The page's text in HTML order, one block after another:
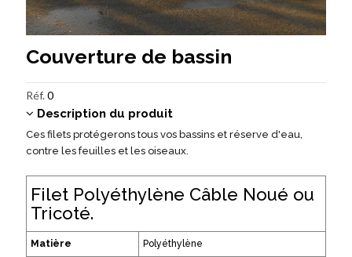
Couverture de bassin
Réf.0
Description du produit
Ces filets protégerons tous vos bassins et réserve d'eau,
contre les feuilles et les oiseaux.
Filet Polyéthylène Câble Noué ou
Tricoté.
Matière Polyéthylène